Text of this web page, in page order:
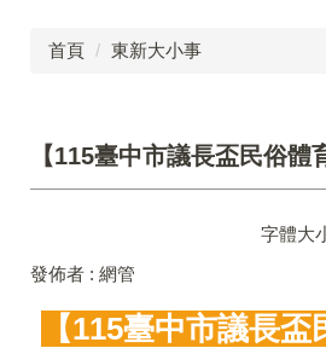
首頁 東新大小事
【115臺中市議長盃民俗體
字體大
發佈者 : 網管
【115臺中市議長